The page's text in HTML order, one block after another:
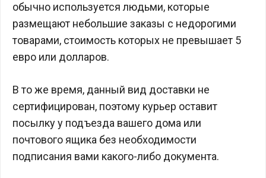
обычно используется людьми, которые
размещают небольшие заказы с недорогими
товарами, стоимость которых не превышает 5
евро или долларов.
В то же время, данный вид доставки не
сертифицирован, поэтому курьер оставит
посылку у подъезда вашего дома или
почтового ящика без необходимости
подписания вами какого-либо документа.